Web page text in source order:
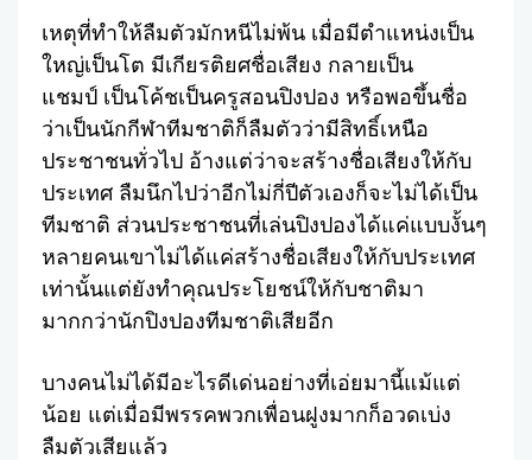
เหตุที่ทำให้ลืมตัวมักหนีไม่พ้น เมื่อมีตำแหน่งเป็น
ใหญ่เป็นโต มีเกียรติยศชื่อเสียง กลายเป็น
แชมป์ เป็นโค้ชเป็นครูสอนปิงปอง หรือพอขึ้นชื่อ
ว่าเป็นนักกีฬาทีมชาติก็ลืมตัวว่ามีสิทธิ์เหนือ
ประชาชนทั่วไป อ้างแต่ว่าจะสร้างชื่อเสียงให้กับ
ประเทศ ลืมนึกไปว่าอีกไม่กี่ปีตัวเองก็จะไม่ได้เป็น
ทีมชาติ ส่วนประชาชนที่เล่นปิงปองได้แค่แบบงั้นๆ
หลายคนเขาไม่ได้แค่สร้างชื่อเสียงให้กับประเทศ
เท่านั้นแต่ยังทำคุณประโยชน์ให้กับชาติมา
มากกว่านักปิงปองทีมชาติเสียอีก
บางคนไม่ได้มีอะไรดีเด่นอย่างที่เอ่ยมานี้แม้แต่
น้อย แต่เมื่อมีพรรคพวกเพื่อนฝูงมากก็อวดเบ่ง
ลืมตัวเสียแล้ว